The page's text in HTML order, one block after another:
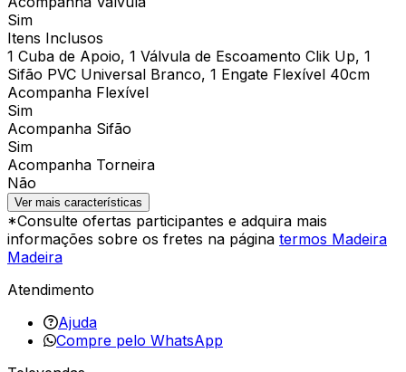
Sim
Itens Inclusos
1 Cuba de Apoio, 1 Válvula de Escoamento Clik Up, 1
Sifão PVC Universal Branco, 1 Engate Flexível 40cm
Acompanha Flexível
Sim
Acompanha Sifão
Sim
Acompanha Torneira
Não
Ver mais características
*Consulte ofertas participantes e adquira mais
informações sobre os fretes na página termos Madeira
Madeira
Atendimento
Ajuda
Compre pelo WhatsApp